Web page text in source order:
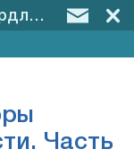
растения
Часть